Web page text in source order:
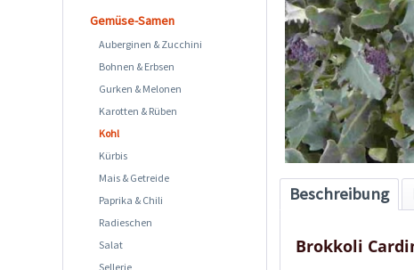
Gemüse-Samen
Auberginen & Zucchini
Bohnen & Erbsen
Gurken & Melonen
Karotten & Rüben
Kohl
Kürbis
Mais & Getreide
Paprika & Chili
Radieschen
Salat
Sellerie
Beschreibung
Brokkoli